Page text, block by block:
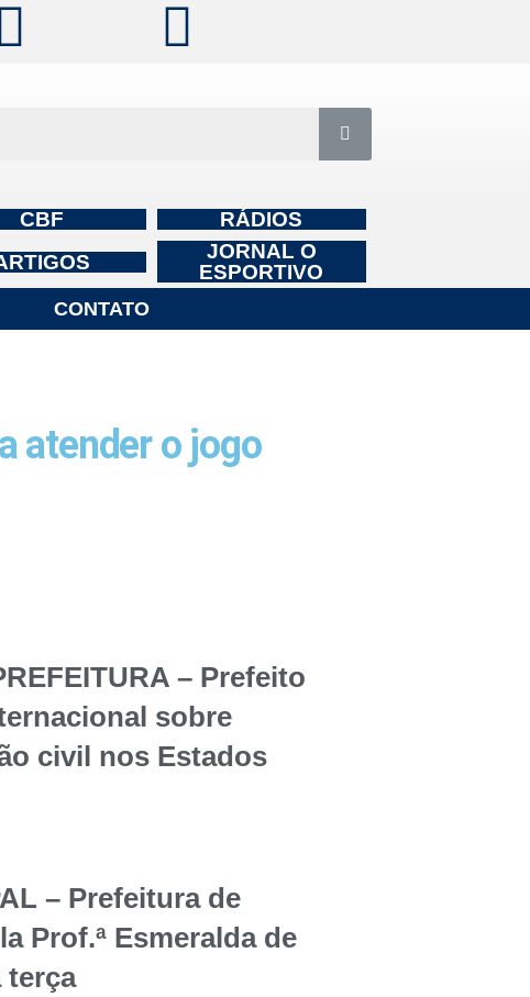
CBF
RÁDIOS
JORNAL O
ESPORTIVO
CONTATO
atender o jogo
– Prefeito
sobre
civil nos Estados
– Prefeitura de
Prof.ª Esmeralda de
terça